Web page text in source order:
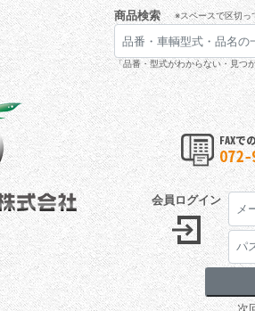
商品検索 ※スペースで区切っ
「品番・型式がわからない・見つ
会員ログイン